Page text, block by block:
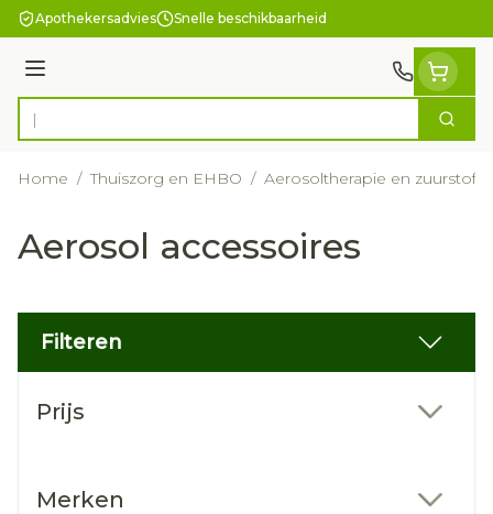
Ga naar de inhoud
Apothekersadvies Snelle beschikbaarheid
Menu
Product, merk, categorie... Zoek
Home / Thuiszorg en EHBO / Aerosoltherapie en zuurstof
Aerosol accessoires
Filteren
Prijs
Merken